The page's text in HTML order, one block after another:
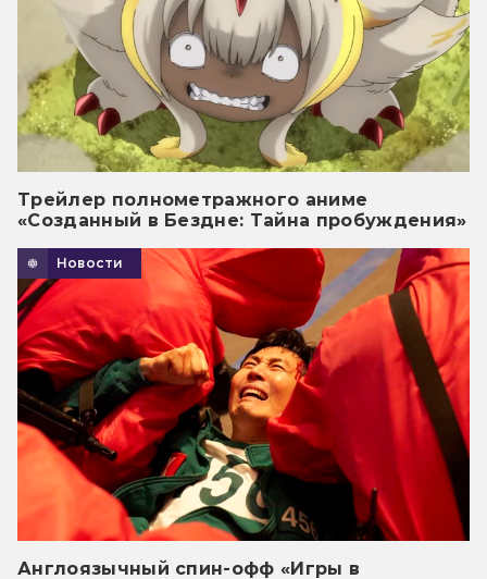
Трейлер полнометражного аниме
«Созданный в Бездне: Тайна пробуждения»
Новости
Англоязычный спин-офф «Игры в